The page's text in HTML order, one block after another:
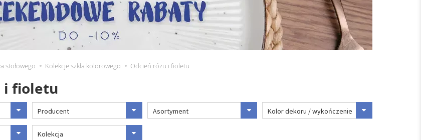
stołowego Kolekcje szkła kolorowego Odcień różu i fioletu
i fioletu
Producent Asortyment Kolor dekoru / wykończenie
Kolekcja